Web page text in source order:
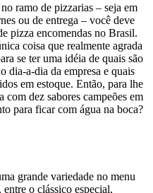
ramo de pizzarias – seja em
ou de entrega – você deve
pizza encomendas no Brasil.
coisa que realmente agrada
se ter uma idéia de quais são
dia-a-dia da empresa e quais
em estoque. Então, para lhe
com dez sabores campeões em
para ficar com água na boca?
grande variedade no menu
o clássico especial,